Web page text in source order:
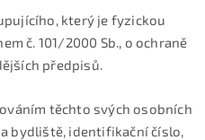
který je fyzickou
č. 101/2000 Sb., o ochraně
předpisů.
těchto svých osobních
bydliště, identifikační číslo,